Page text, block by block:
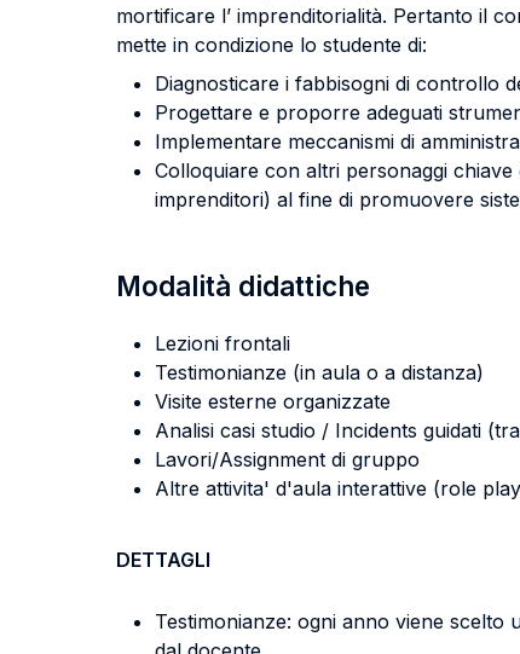
mortificare l’ imprenditorialità. Pertanto il
mette in condizione lo studente di:
Diagnosticare i fabbisogni di controllo
Progettare e proporre adeguati
Implementare meccanismi di
Colloquiare con altri personaggi
imprenditori) al fine di promuovere
Modalità didattiche
Lezioni frontali
Testimonianze (in aula o a distanza)
Visite esterne organizzate
Analisi casi studio / Incidents guidati
Lavori/Assignment di gruppo
Altre attivita' d'aula interattive (role
DETTAGLI
Testimonianze: ogni anno viene